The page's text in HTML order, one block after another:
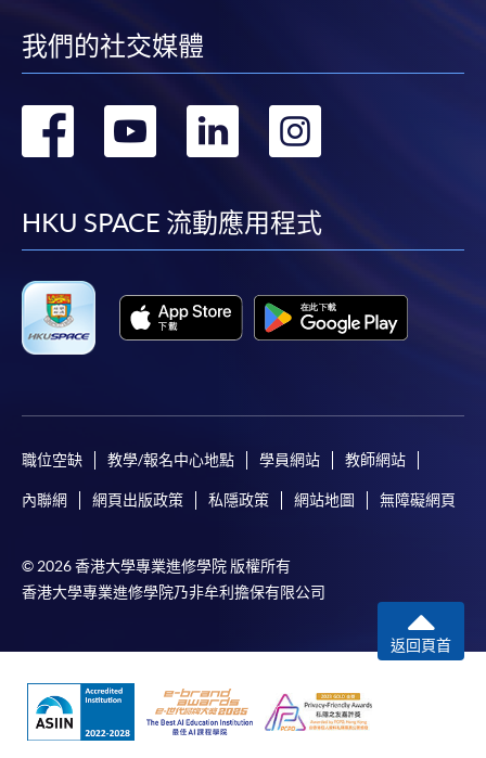
我們的社交媒體
轉
facebook
轉
youtube
轉
linkedin
HKU SPACE 流動應用程式
職位空缺 教學/報名中心地點 學員網站 教師網站
內聯網 網頁出版政策 私隱政策 網站地圖 無障礙網頁
© 2026 香港大學專業進修學院 版權所有
香港大學專業進修學院乃非牟利擔保有限公司
返回頁首